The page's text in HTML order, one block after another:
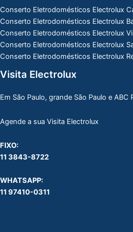
Conserto Eletrodomésticos Electrolux
Conserto Eletrodomésticos Electrolux
Conserto Eletrodomésticos Electrolux
Conserto Eletrodomésticos Electrolux
Conserto Eletrodomésticos Electrolux
Visita Electrolux
Em São Paulo, grande São Paulo e ABC
Agende a sua Visita Electrolux
FIXO:
11 3843-8722
WHATSAPP:
11 97410-0311